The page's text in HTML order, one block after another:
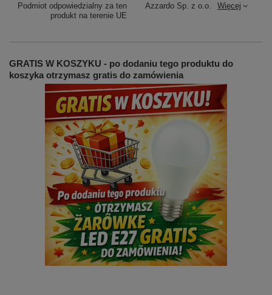
Podmiot odpowiedzialny za ten
produkt na terenie UE
Azzardo Sp. z o.o. Więcej
GRATIS W KOSZYKU - po dodaniu tego produktu do
koszyka otrzymasz gratis do zamówienia